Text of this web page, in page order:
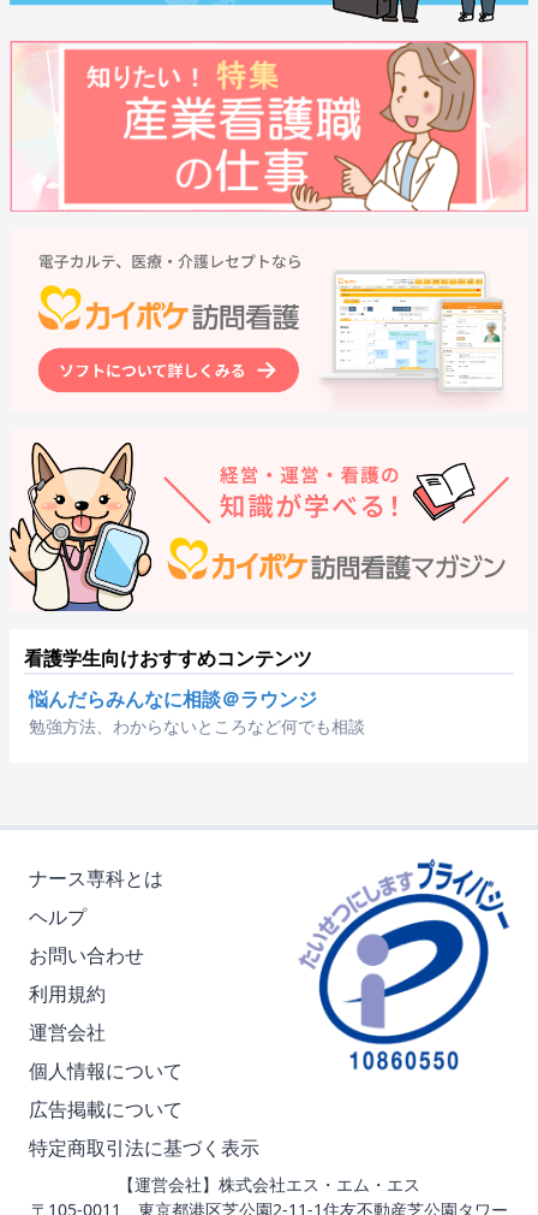
看護学生向けおすすめコンテンツ
悩んだらみんなに相談＠ラウンジ
勉強方法、わからないところなど何でも相談
ナース専科とは
ヘルプ
お問い合わせ
利用規約
運営会社
個人情報について
広告掲載について
特定商取引法に基づく表示
【運営会社】株式会社エス・エム・エス
〒105-0011 東京都港区芝公園2-11-1住友不動産芝公園タワー